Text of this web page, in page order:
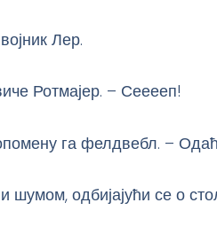
Лер.
Ротмајер. – Сееееп!
га фелдвебл. –
шумом, одбијајући се о